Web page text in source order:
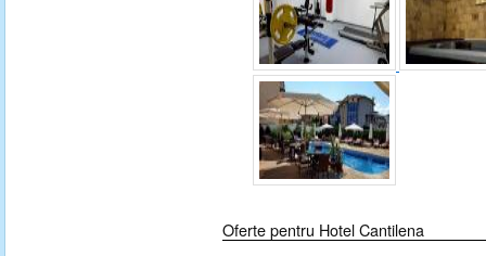
Oferte pentru Hotel Cantilena